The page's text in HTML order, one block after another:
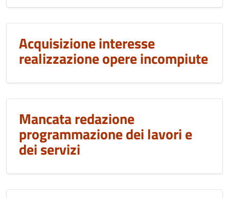
Acquisizione interesse
realizzazione opere incompiute
Mancata redazione
programmazione dei lavori e
dei servizi